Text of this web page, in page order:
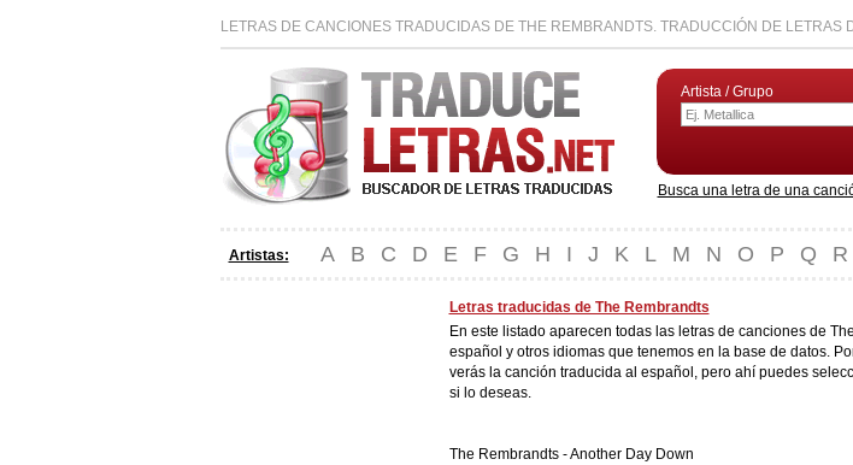
LETRAS DE CANCIONES TRADUCIDAS DE THE REMBRANDTS. TRADUCCIÓN DE LETRAS
Artista / Grupo
Busca una letra de una
Artistas: A B C D E F G H I J K L M N O P Q R
Letras traducidas de The Rembrandts
En este listado aparecen todas las letras de canciones de
español y otros idiomas que tenemos en la base de datos.
verás la canción traducida al español, pero ahí puedes
si lo deseas.
The Rembrandts -Another Day Down